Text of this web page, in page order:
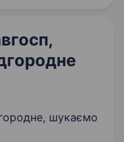
шукаємо